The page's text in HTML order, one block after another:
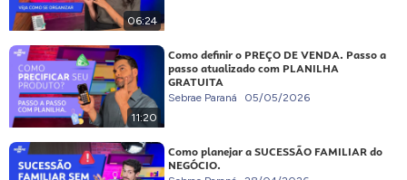
06:24
11:20
Como definir o PREÇO DE VENDA. Passo a
passo atualizado com PLANILHA
GRATUITA
Sebrae Paraná 05/05/2026
Como planejar a SUCESSÃO FAMILIAR do
NEGÓCIO.